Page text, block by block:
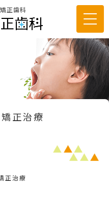
正歯科
正治療
正治療